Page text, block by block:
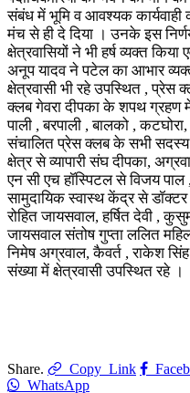
संबंध में भूमि व आवश्यक कार्यवाही
मंच से ही दे दिया । उनके इस
क्षेत्रवासियों ने भी हर्ष व्यक्त
अनूप यादव ने पटेल का आभार
क्षेत्रवासी भी रहे उपस्थित ,
क्लब गेवरा दीपका के शपथ ग्रहण
पाली , बरपाली , बालको ,
संचालित प्रेस क्लब के सभी सदस्य
क्षेत्र से व्यापारी संघ दीपका,
एन सी एच हॉस्पिटल से विजय पाल
सामुदायिक स्वास्थ केंद्र से
रोहित जायसवाल, हर्षित देवी ,
जायसवाल संतोष गुप्ता ललित
निमेष अग्रवाल, कैवर्त , राकेश
संख्या में क्षेत्रवासी उपस्थित रहे ।
Share. Copy Link
WhatsApp